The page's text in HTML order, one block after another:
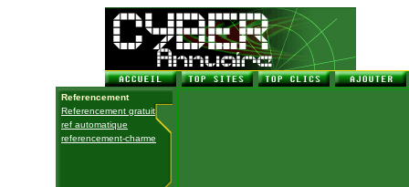
Referencement
Referencement gratuit
ref automatique
referencement-charme